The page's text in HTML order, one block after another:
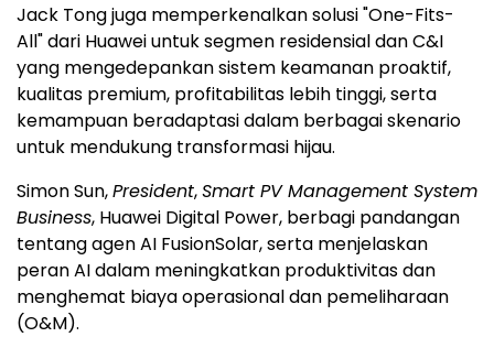
Jack Tong juga memperkenalkan solusi "One-Fits-
All" dari Huawei untuk segmen residensial dan C&I
yang mengedepankan sistem keamanan proaktif,
kualitas premium, profitabilitas lebih tinggi, serta
kemampuan beradaptasi dalam berbagai skenario
untuk mendukung transformasi hijau.
Simon Sun,President,Smart PV Management System
Business, Huawei Digital Power, berbagi pandangan
tentang agen AI FusionSolar, serta menjelaskan
peran AI dalam meningkatkan produktivitas dan
menghemat biaya operasional dan pemeliharaan
(O&M).